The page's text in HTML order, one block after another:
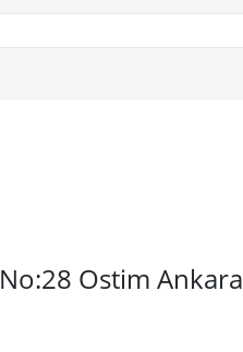
Ostim Ankara